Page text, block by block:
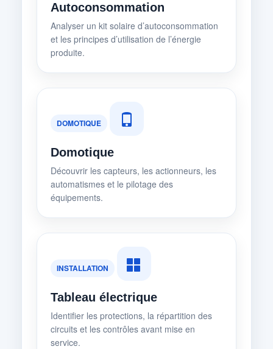
Autoconsommation
Analyser un kit solaire d’autoconsommation
et les principes d’utilisation de l’énergie
produite.
DOMOTIQUE
Domotique
Découvrir les capteurs, les actionneurs, les
automatismes et le pilotage des
équipements.
INSTALLATION
Tableau électrique
Identifier les protections, la répartition des
circuits et les contrôles avant mise en
service.